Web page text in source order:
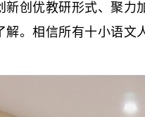
优教研形式、聚力
。相信所有十小语文